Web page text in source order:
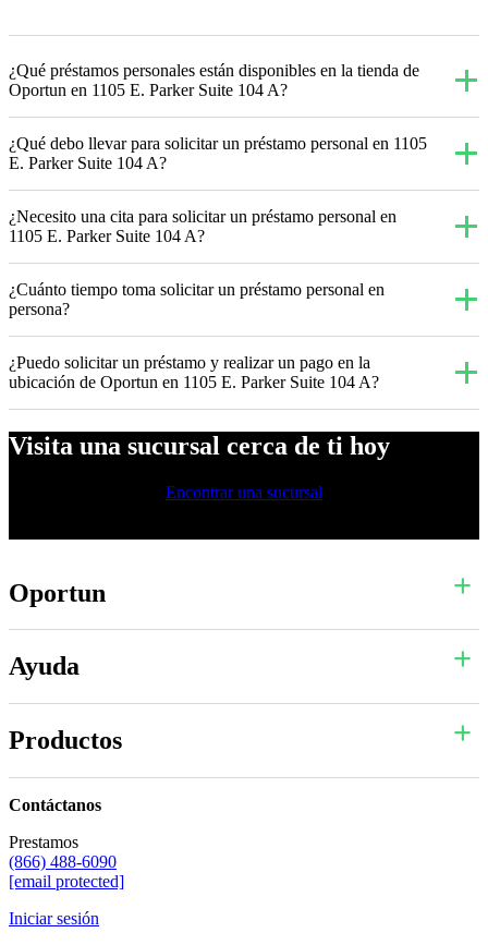
¿Qué préstamos personales están disponibles en la tienda de
Oportun en 1105 E. Parker Suite 104 A?
¿Qué debo llevar para solicitar un préstamo personal en 1105
E. Parker Suite 104 A?
¿Necesito una cita para solicitar un préstamo personal en
1105 E. Parker Suite 104 A?
¿Cuánto tiempo toma solicitar un préstamo personal en
persona?
¿Puedo solicitar un préstamo y realizar un pago en la
ubicación de Oportun en 1105 E. Parker Suite 104 A?
Visita una sucursal cerca de ti hoy
Encontrar una sucursal
Oportun
Ayuda
Productos
Contáctanos
Prestamos
(866) 488-6090
[email protected]
Iniciar sesión